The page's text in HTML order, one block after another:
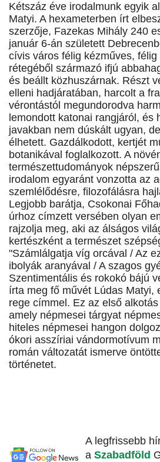
Kétszáz éve irodalmunk egyik
Matyi. A hexameterben írt
szerzője, Fazekas Mihály 240
január 6-án született
cívis város félig kézműves,
rétegéből származó ifjú
és beállt közhuszárnak. Részt
elleni hadjáratában, harcolt a
vérontástól megundorodva
lemondott katonai rangjáról, és
javakban nem dúskált ugyan,
élhetett. Gazdálkodott, kertjét
botanikával foglalkozott. A
természettudományok
irodalom egyaránt vonzotta az
szemlélődésre, filozofálásra
Legjobb barátja, Csokonai
úrhoz címzett versében olyan
rajzolja meg, aki az álságos
kertészként a természet
"Számlálgatja víg orcával / Az
ibolyák aranyával / A szagos
Szentimentális és rokokó bájú
írta meg fő művét Lúdas Matyi,
rege címmel. Ez az első
amely népmesei tárgyat
hiteles népmesei hangon
ókori asszíriai vándormotívum
román változatát ismerve
történetet.
A legfrissebb
a Szabadföld